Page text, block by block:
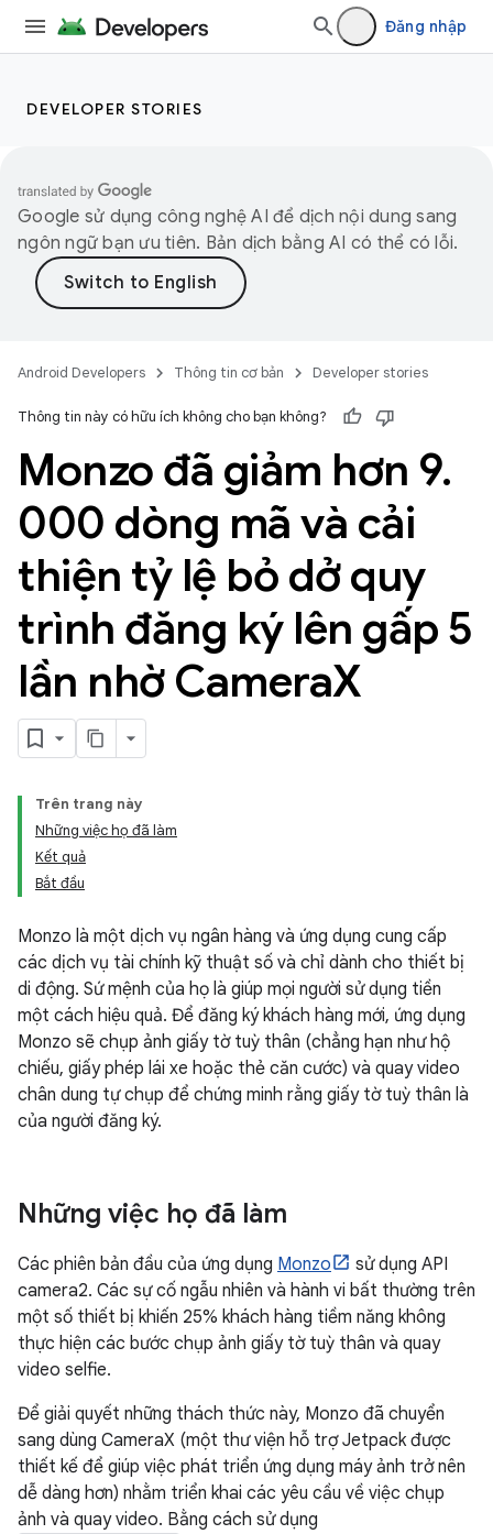
Đăng nhập
DEVELOPER STORIES
Google sử dụng công nghệ AI để dịch nội dung sang
ngôn ngữ bạn ưu tiên. Bản dịch bằng AI có thể có lỗi.
Android Developers Thông tin cơ bản Developer stories
Thông tin này có hữu ích không cho bạn không?
Monzo đã giảm hơn 9.
000 dòng mã và cải
thiện tỷ lệ bỏ dở quy
trình đăng ký lên gấp 5
lần nhờ CameraX
Trên trang này
Những việc họ đã làm
Kết quả
Bắt đầu
Monzo là một dịch vụ ngân hàng và ứng dụng cung cấp
các dịch vụ tài chính kỹ thuật số và chỉ dành cho thiết bị
di động. Sứ mệnh của họ là giúp mọi người sử dụng tiền
một cách hiệu quả. Để đăng ký khách hàng mới, ứng dụng
Monzo sẽ chụp ảnh giấy tờ tuỳ thân (chẳng hạn như hộ
chiếu, giấy phép lái xe hoặc thẻ căn cước) và quay video
chân dung tự chụp để chứng minh rằng giấy tờ tuỳ thân là
của người đăng ký.
Những việc họ đã làm
Các phiên bản đầu của ứng dụng Monzo
sử dụng API
camera2. Các sự cố ngẫu nhiên và hành vi bất thường trên
một số thiết bị khiến 25% khách hàng tiềm năng không
thực hiện các bước chụp ảnh giấy tờ tuỳ thân và quay
video selfie.
Để giải quyết những thách thức này, Monzo đã chuyển
sang dùng CameraX (một thư viện hỗ trợ Jetpack được
thiết kế để giúp việc phát triển ứng dụng máy ảnh trở nên
dễ dàng hơn) nhằm triển khai các yêu cầu về việc chụp
ảnh và quay video. Bằng cách sử dụng